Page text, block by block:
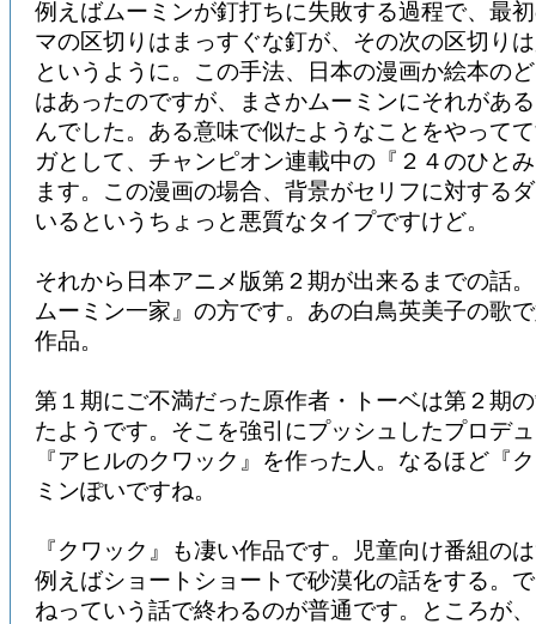
例えばムーミンが釘打ちに失敗する過程で、最
マの区切りはまっすぐな釘が、その次の区切り
というように。この手法、日本の漫画か絵本の
はあったのですが、まさかムーミンにそれがあ
んでした。ある意味で似たようなことをやって
ガとして、チャンピオン連載中の『２４のひと
ます。この漫画の場合、背景がセリフに対する
いるというちょっと悪質なタイプですけど。
それから日本アニメ版第２期が出来るまでの話
ムーミン一家』の方です。あの白鳥英美子の歌
作品。
第１期にご不満だった原作者・トーベは第２期
たようです。そこを強引にプッシュしたプロデ
『アヒルのクワック』を作った人。なるほど『
ミンぽいですね。
『クワック』も凄い作品です。児童向け番組の
例えばショートショートで砂漠化の話をする。
ねっていう話で終わるのが普通です。ところが